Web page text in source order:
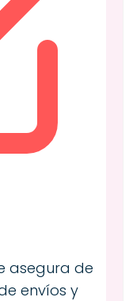
asegura de
envíos y